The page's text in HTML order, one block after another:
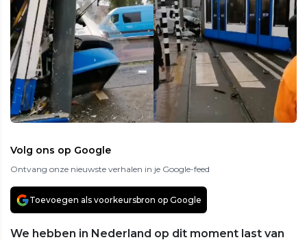
Volg ons op Google
Ontvang onze nieuwste verhalen in je Google-feed
Toevoegen als voorkeursbron op Google
We hebben in Nederland op dit moment last van